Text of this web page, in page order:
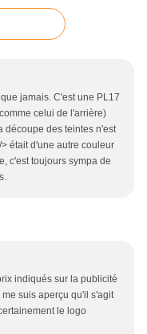
jamais. C'est une PL17
celui de l'arrière)
découpe des teintes n'est
était d'une autre couleur
c'est toujours sympa de
indiqués sur la publicité
suis aperçu qu'il s'agit
le logo